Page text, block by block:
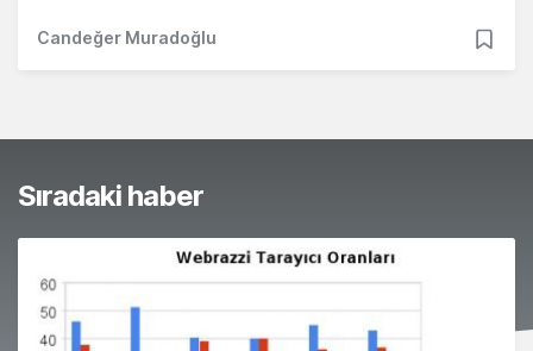
Candeğer Muradoğlu
Sıradaki haber